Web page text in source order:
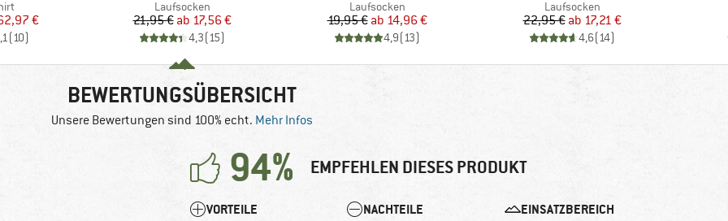
Preis
€
( 10)
Produktgruppe
Laufsocken
Preis
21,95 € reduzierter Preis
ab 17,56 €
4,3( 15)
Produktgruppe
Laufsocken
Preis
19,95 € reduzierter Preis
ab 14,96 €
4,9( 13)
Produktgruppe
Laufsocken
Preis
22,95 € reduzierter Preis
ab 17,21 €
4,6( 14)
BEWERTUNGSÜBERSICHT
Unsere Bewertungen sind 100% echt. Mehr Infos
94% EMPFEHLEN DIESES PRODUKT
VORTEILE NACHTEILE EINSATZBEREICH